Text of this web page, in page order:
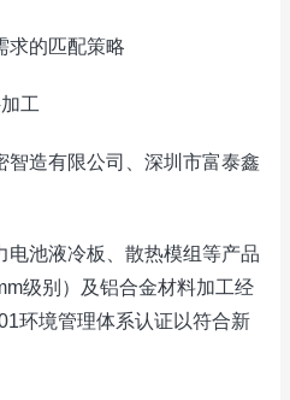
求的匹配策略
工
智造有限公司、深圳市富泰鑫
电池液冷板、散热模组等产品
级别）及铝合金材料加工经
环境管理体系认证以符合新